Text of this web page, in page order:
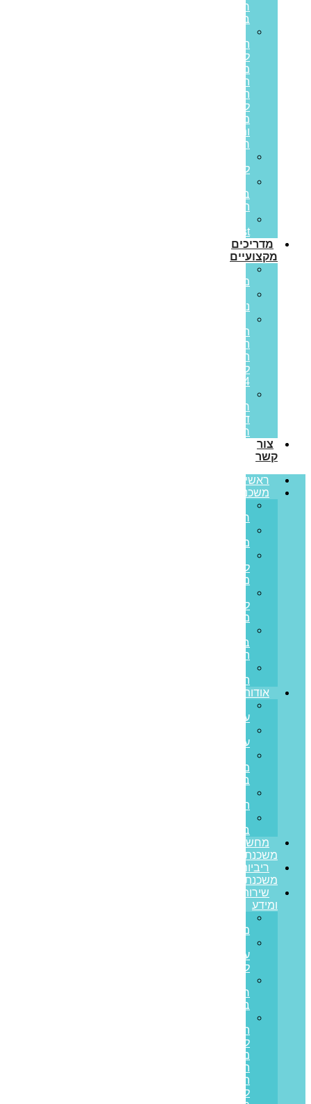
חוץ
בנקאית
הלוואות
לבעלי
משכנתאות:
המדריך
המלא
ליציאה
מחובות
ותזרים
חיובי
לעסקים
בערבות
המדינה
Invest
מדריכים
מקצועיים
משתנה
נומינלית
תשומות
הבנייה
תחזית
לשנת
2024
רכישה
דירה
ראשונה
צור
קשר
ראשי
משכנתאות
חדשה
משכנתא
לכל
מטרה
לנכס
מסחרי
בערבות
המדינה
הפוכה
אודותינו
עלינו
עלינו
משכנתאות
בתקשורת
הצלחה
בפריים
מחשבון
משכנתא
ריביות
משכנתא
שירותים
ומידע
משכנתא
עצמי
למשכנתא
חוץ
בנקאית
הלוואות
לבעלי
משכנתאות:
המדריך
המלא
ליציאה